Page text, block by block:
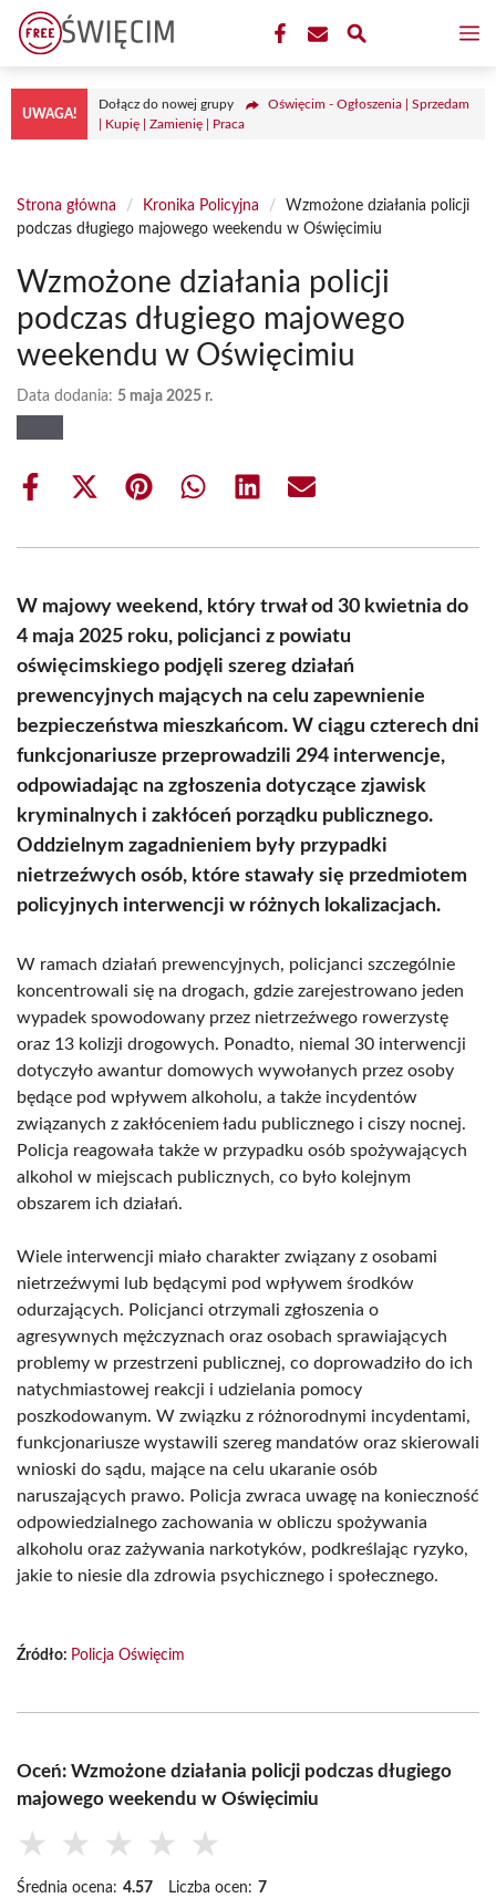
Przejdź
treści
UWAGA!
Dołącz do nowej grupy
Oświęcim - Ogłoszenia | Sprzedam
| Kupię | Zamienię | Praca
Strona główna / Kronika Policyjna /
Wzmożone działania policji
podczas długiego majowego weekendu w Oświęcimiu
Wzmożone działania policji
podczas długiego majowego
weekendu w Oświęcimiu
Data dodania: 5 maja 2025 r.
Share
Share
(Twitter)
Share Share Share Share
W majowy weekend, który trwał od 30 kwietnia do
4 maja 2025 roku, policjanci z powiatu
oświęcimskiego podjęli szereg działań
prewencyjnych mających na celu zapewnienie
bezpieczeństwa mieszkańcom. W ciągu czterech dni
funkcjonariusze przeprowadzili 294 interwencje,
odpowiadając na zgłoszenia dotyczące zjawisk
kryminalnych i zakłóceń porządku publicznego.
Oddzielnym zagadnieniem były przypadki
nietrzeźwych osób, które stawały się przedmiotem
policyjnych interwencji w różnych lokalizacjach.
W ramach działań prewencyjnych, policjanci szczególnie
koncentrowali się na drogach, gdzie zarejestrowano jeden
wypadek spowodowany przez nietrzeźwego rowerzystę
oraz 13 kolizji drogowych. Ponadto, niemal 30 interwencji
dotyczyło awantur domowych wywołanych przez osoby
będące pod wpływem alkoholu, a także incydentów
związanych z zakłóceniem ładu publicznego i ciszy nocnej.
Policja reagowała także w przypadku osób spożywających
alkohol w miejscach publicznych, co było kolejnym
obszarem ich działań.
Wiele interwencji miało charakter związany z osobami
nietrzeźwymi lub będącymi pod wpływem środków
odurzających. Policjanci otrzymali zgłoszenia o
agresywnych mężczyznach oraz osobach sprawiających
problemy w przestrzeni publicznej, co doprowadziło do ich
natychmiastowej reakcji i udzielania pomocy
poszkodowanym. W związku z różnorodnymi incydentami,
funkcjonariusze wystawili szereg mandatów oraz skierowali
wnioski do sądu, mające na celu ukaranie osób
naruszających prawo. Policja zwraca uwagę na konieczność
odpowiedzialnego zachowania w obliczu spożywania
alkoholu oraz zażywania narkotyków, podkreślając ryzyko,
jakie to niesie dla zdrowia psychicznego i społecznego.
Źródło: Policja Oświęcim
Oceń: Wzmożone działania policji podczas długiego
majowego weekendu w Oświęcimiu
★ ★ ★ ★ ★
Średnia ocena: 4.57 Liczba ocen: 7